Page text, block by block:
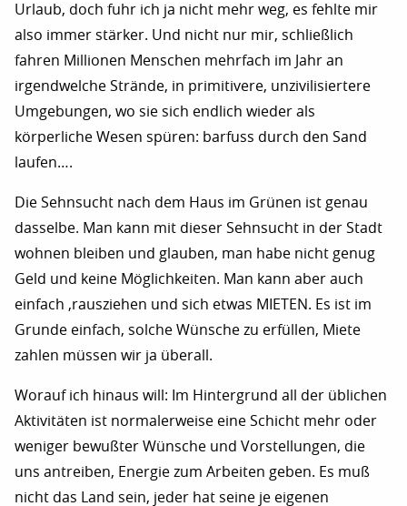
Urlaub, doch fuhr ich ja nicht mehr weg, es fehlte mir
also immer stärker. Und nicht nur mir, schließlich
fahren Millionen Menschen mehrfach im Jahr an
irgendwelche Strände, in primitivere, unzivilisiertere
Umgebungen, wo sie sich endlich wieder als
körperliche Wesen spüren: barfuss durch den Sand
laufen….
Die Sehnsucht nach dem Haus im Grünen ist genau
dasselbe. Man kann mit dieser Sehnsucht in der Stadt
wohnen bleiben und glauben, man habe nicht genug
Geld und keine Möglichkeiten. Man kann aber auch
einfach ‚rausziehen und sich etwas MIETEN. Es ist im
Grunde einfach, solche Wünsche zu erfüllen, Miete
zahlen müssen wir ja überall.
Worauf ich hinaus will: Im Hintergrund all der üblichen
Aktivitäten ist normalerweise eine Schicht mehr oder
weniger bewußter Wünsche und Vorstellungen, die
uns antreiben, Energie zum Arbeiten geben. Es muß
nicht das Land sein, jeder hat seine je eigenen